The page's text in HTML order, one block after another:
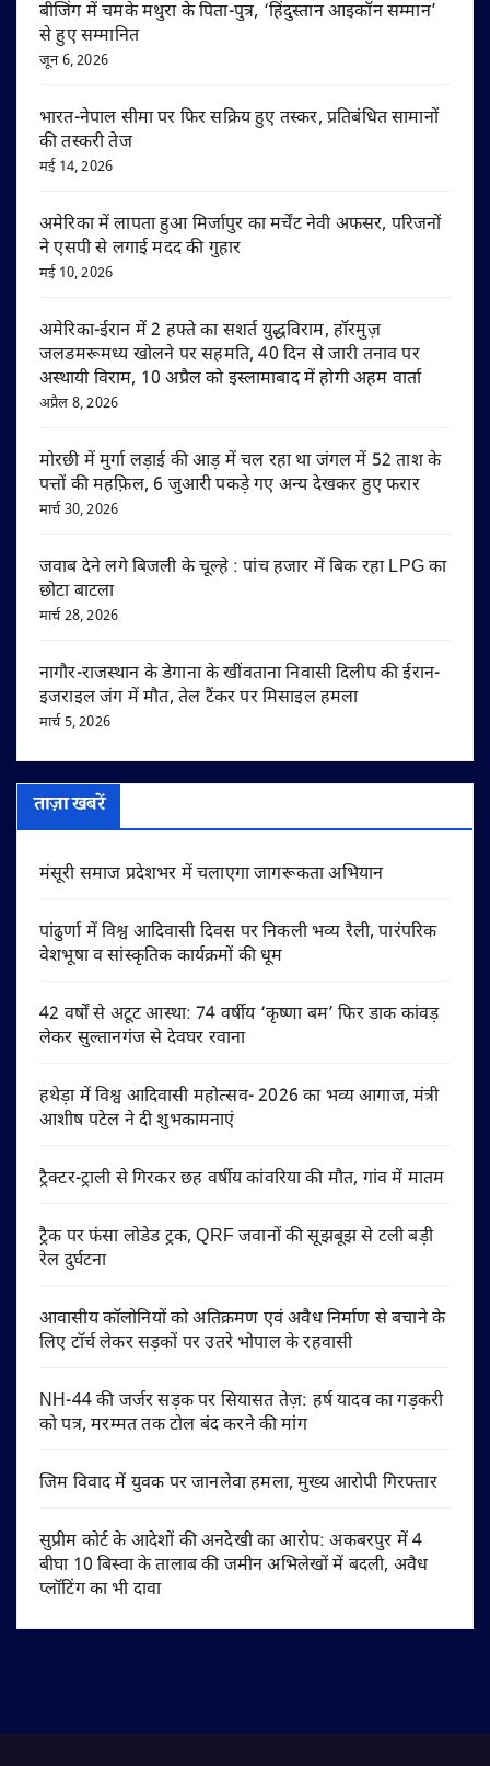
बीजिंग में चमके मथुरा के पिता-पुत्र, ‘हिंदुस्तान आइकॉन सम्मान’
से हुए सम्मानित
जून 6, 2026
भारत-नेपाल सीमा पर फिर सक्रिय हुए तस्कर, प्रतिबंधित सामानों
की तस्करी तेज
मई 14, 2026
अमेरिका में लापता हुआ मिर्जापुर का मर्चेंट नेवी अफसर, परिजनों
ने एसपी से लगाई मदद की गुहार
मई 10, 2026
अमेरिका-ईरान में 2 हफ्ते का सशर्त युद्धविराम, हॉरमुज़
जलडमरूमध्य खोलने पर सहमति, 40 दिन से जारी तनाव पर
अस्थायी विराम, 10 अप्रैल को इस्लामाबाद में होगी अहम वार्ता
अप्रैल 8, 2026
मोरछी में मुर्गा लड़ाई की आड़ में चल रहा था जंगल में 52 ताश के
पत्तों की महफ़िल, 6 जुआरी पकड़े गए अन्य देखकर हुए फरार
मार्च 30, 2026
जवाब देने लगे बिजली के चूल्हे : पांच हजार में बिक रहा LPG का
छोटा बाटला
मार्च 28, 2026
नागौर-राजस्थान के डेगाना के खींवताना निवासी दिलीप की ईरान-
इजराइल जंग में मौत, तेल टैंकर पर मिसाइल हमला
मार्च 5, 2026
ताज़ा खबरें
मंसूरी समाज प्रदेशभर में चलाएगा जागरूकता अभियान
पांढुर्णा में विश्व आदिवासी दिवस पर निकली भव्य रैली, पारंपरिक
वेशभूषा व सांस्कृतिक कार्यक्रमों की धूम
42 वर्षों से अटूट आस्था: 74 वर्षीय ‘कृष्णा बम’ फिर डाक कांवड़
लेकर सुल्तानगंज से देवघर रवाना
हथेड़ा में विश्व आदिवासी महोत्सव- 2026 का भव्य आगाज, मंत्री
आशीष पटेल ने दी शुभकामनाएं
ट्रैक्टर-ट्राली से गिरकर छह वर्षीय कांवरिया की मौत, गांव में मातम
ट्रैक पर फंसा लोडेड ट्रक, QRF जवानों की सूझबूझ से टली बड़ी
रेल दुर्घटना
आवासीय कॉलोनियों को अतिक्रमण एवं अवैध निर्माण से बचाने के
लिए टॉर्च लेकर सड़कों पर उतरे भोपाल के रहवासी
NH-44 की जर्जर सड़क पर सियासत तेज़: हर्ष यादव का गड़करी
को पत्र, मरम्मत तक टोल बंद करने की मांग
जिम विवाद में युवक पर जानलेवा हमला, मुख्य आरोपी गिरफ्तार
सुप्रीम कोर्ट के आदेशों की अनदेखी का आरोप: अकबरपुर में 4
बीघा 10 बिस्वा के तालाब की जमीन अभिलेखों में बदली, अवैध
प्लॉटिंग का भी दावा